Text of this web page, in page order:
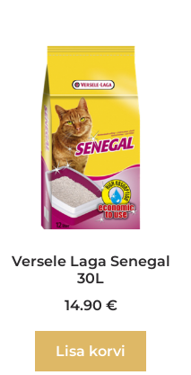
Versele Laga Senegal
30L
14.90 €
Lisa korvi